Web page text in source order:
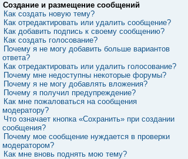
Создание и размещение сообщений
Как создать новую тему?
Как отредактировать или удалить сообщение?
Как добавить подпись к своему сообщению?
Как создать голосование?
Почему я не могу добавить больше вариантов
ответа?
Как отредактировать или удалить голосование?
Почему мне недоступны некоторые форумы?
Почему я не могу добавлять вложения?
Почему я получил предупреждение?
Как мне пожаловаться на сообщения
модератору?
Что означает кнопка «Сохранить» при создании
сообщения?
Почему мое сообщение нуждается в проверки
модератором?
Как мне вновь поднять мою тему?